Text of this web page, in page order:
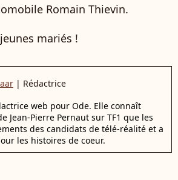
Romain Thievin.
mariés !
| Rédactrice
web pour Ode. Elle connaît
Jean-Pierre Pernaut sur TF1 que les
des candidats de télé-réalité et a
les histoires de coeur.